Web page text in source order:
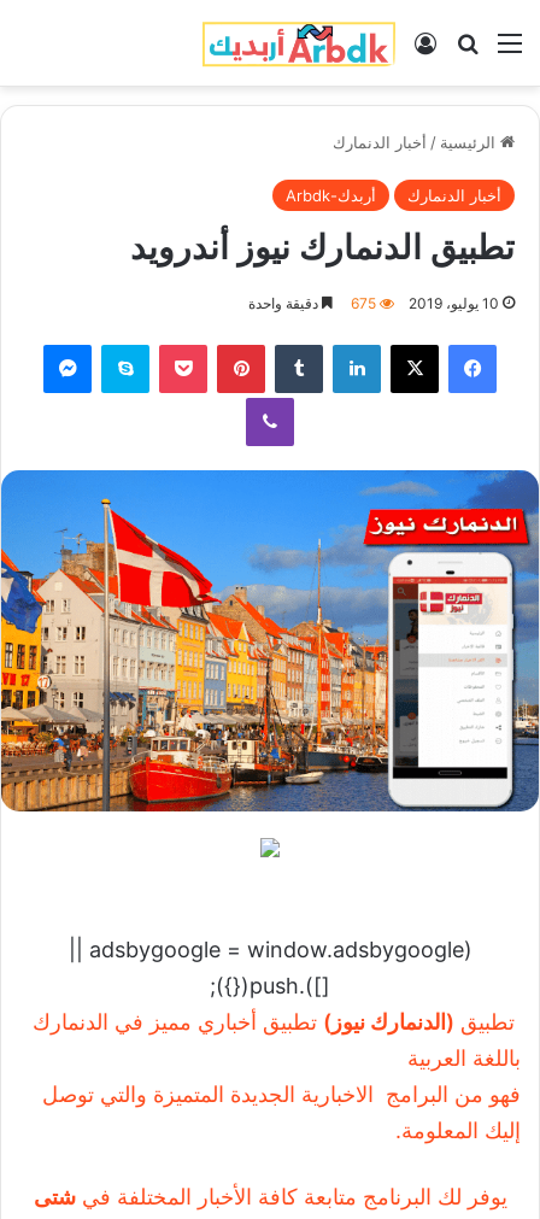
القائمة بحث عنتسجيل الدخول
الرئيسية / أخبار الدنمارك
أخبار الدنمارك أربدك-Arbdk
تطبيق الدنمارك نيوز أندرويد
10 يوليو، 2019 675 دقيقة واحدة
فيسبوك لينكدإن بينتيريست سكايب
ڤايبر
[]).push({});
تطبيق (الدنمارك نيوز) تطبيق أخباري مميز في الدنمارك
باللغة العربية
فهو من البرامج الاخبارية الجديدة المتميزة والتي توصل
إليك المعلومة.
يوفر لك البرنامج متابعة كافة الأخبار المختلفة فيشتى